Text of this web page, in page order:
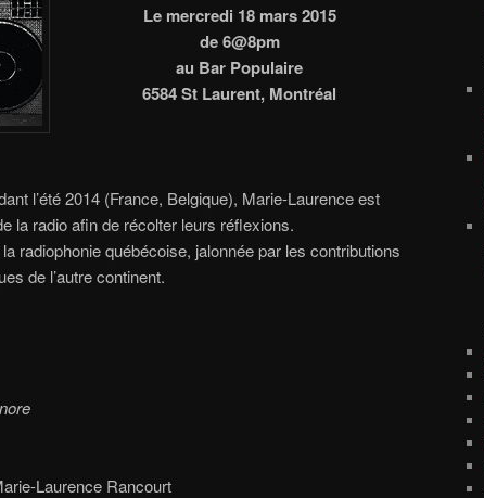
Le mercredi 18 mars 2015
de 6@8pm
au Bar Populaire
6584 St Laurent, Montréal
l’été 2014 (France, Belgique), Marie-Laurence est
la radio afin de récolter leurs réflexions.
radiophonie québécoise, jalonnée par les contributions
de l’autre continent.
Laurence Rancourt